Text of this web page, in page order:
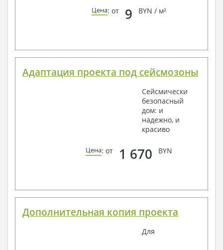
Цена: от 9 BYN / м²
Адаптация проекта под сейсмозоны
Сейсмически
безопасный
дом: и
надежно, и
красиво
Цена: от 1 670 BYN
Дополнительная копия проекта
Для